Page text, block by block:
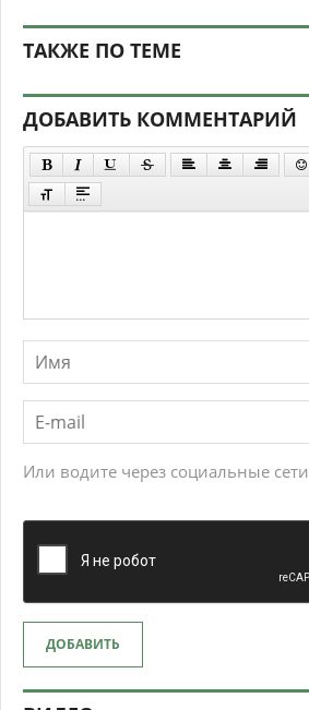
ТАКЖЕ ПО ТЕМЕ
ДОБАВИТЬ КОММЕНТАРИЙ
Или водите через социальные сети
ДОБАВИТЬ